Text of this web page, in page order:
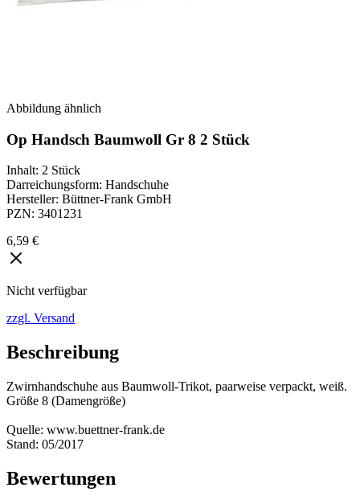
Abbildung ähnlich
Op Handsch Baumwoll Gr 8 2 Stück
Inhalt: 2 Stück
Darreichungsform: Handschuhe
Hersteller: Büttner-Frank GmbH
PZN: 3401231
6,59 €
Nicht verfügbar
zzgl. Versand
Beschreibung
Zwirnhandschuhe aus Baumwoll-Trikot, paarweise verpackt, weiß.
Größe 8 (Damengröße)
Quelle: www.buettner-frank.de
Stand: 05/2017
Bewertungen